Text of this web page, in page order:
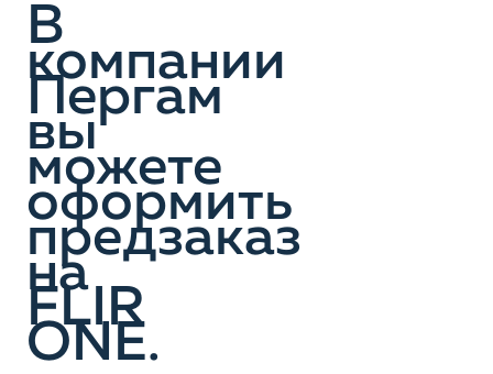
В
компании
Пергам
вы
можете
оформить
предзаказ
на
FLIR
ONE.